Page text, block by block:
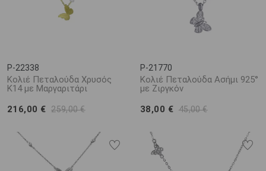
P-22338
Κολιέ Πεταλούδα Χρυσός
Κ14 με Μαργαριτάρι
216,00 € 259,00 €
P-21770
Κολιέ Πεταλούδα Ασήμι 925°
με Ζιργκόν
38,00 € 45,00 €